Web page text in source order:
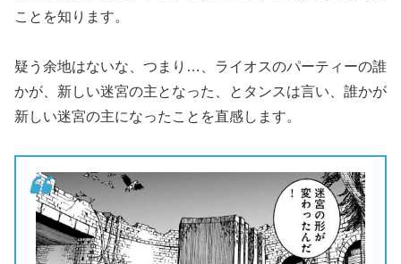
ことを知ります。
疑う余地はないな、つまり…、ライオスのパーティーの誰
かが、新しい迷宮の主となった、とタンスは言い、誰かが
新しい迷宮の主になったことを直感します。